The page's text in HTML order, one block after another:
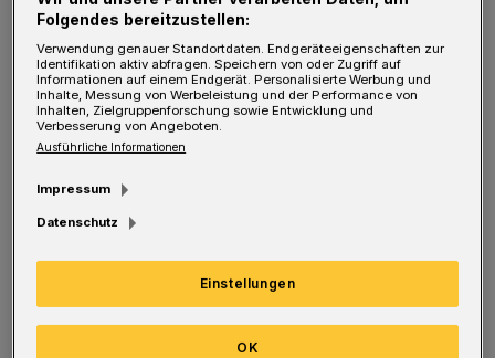
Von Milka Vidovic
W eihnachtszeit ist einfach
Plätzchenzeit. Ob zu Hause, im Büro
Advent darf süßes Kleingebäck einfach nicht
fehlen. Und nicht nur Feinschmecker wissen,
dass Selbstgebackenes am leckersten
schmeckt. Unser Rundschau-Rezept ist ganz
Folgendes bereitzustellen:
Verwendung genauer Standortdaten. Endgeräteeigenschaften zur
Identifikation aktiv abfragen. Speichern von oder Zugriff auf
Informationen auf einem Endgerät. Personalisierte Werbung und
Inhalte, Messung von Werbeleistung und der Performance von
Inhalten, Zielgruppenforschung sowie Entwicklung und
Verbesserung von Angeboten.
Ausführliche Informationen
Impressum
Datenschutz
Einstellungen
OK